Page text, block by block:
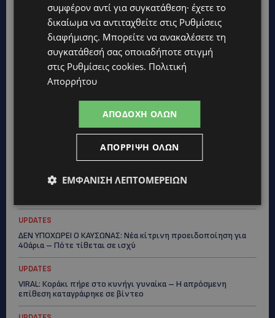
Topics
UPDATES
ΧΩΡΙΣ ΣΩΣΣΙΒΙΟ Η ΘΑΛΑΣΣΙΑ ΣΥΝΔΕΣΗ ΚΥΠΡΟΥ-ΕΛΛΑΔΑΣ:
«Χωρίς επιδότηση το πλοίο δεν θα ξανασηκώσει άγκυρα»
ΜΑΡΙΝΟΣ ΚΩΝΣΤΑΝΤΙΝΙΔΗΣ: Οι πρωτοβουλίες για να
ΤΡΟΧΑΙΟ ΣΤΗΝ ΛΕΥΚΩΣΙΑ: Χειροπέδες και στη σύζυγο του
UPDATES
ΔΕΝ ΥΠΟΧΩΡΕΙ Ο ΚΑΥΣΩΝΑΣ: Νέα κίτρινη προειδοποίηση για
40άρια – Πότε τίθεται σε ισχύ
UPDATES
VIRAL: Κοράκι πήρε στο κυνήγι γυναίκα – Η απρόσμενη
επίθεση καταγράφηκε σε βίντεο
συμφέρον αντί για συγκατάθεση· έχετε το
δικαίωμα να αντιταχθείτε στις Ρυθμίσεις
διαφήμισης. Μπορείτε να ανακαλέσετε τη
συγκατάθεσή σας οποιαδήποτε στιγμή
στις Ρυθμίσεις cookies. Πολιτική
Απορρήτου
ΑΠΟΔΟΧΉ ΌΛΩΝ
ΑΠΌΡΡΙΨΗ ΌΛΩΝ
ΕΜΦΆΝΙΣΗ ΛΕΠΤΟΜΕΡΕΙΏΝ